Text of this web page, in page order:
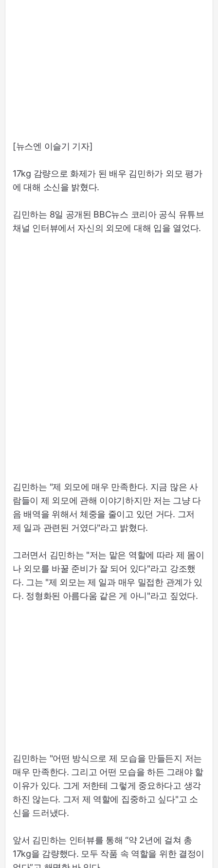
[뉴스엔 이슬기 기자]
17kg 감량으로 화제가 된 배우 김민하가 외모 평가
에 대해 소신을 밝혔다.
김민하는 8일 공개된 BBC뉴스 코리아 공식 유튜브
채널 인터뷰에서 자신의 외모에 대해 입을 열었다.
김민하는 "제 외모에 매우 만족한다. 지금 많은 사
람들이 제 외모에 관해 이야기하지만 저는 그냥 다
음 배역을 위해서 체중을 줄이고 있던 거다. 그저
제 일과 관련된 거였다"라고 밝혔다.
그러면서 김민하는 "저는 맡은 역할에 따라 제 몸이
나 외모를 바꿀 준비가 잘 되어 있다"라고 강조했
다. 그는 "제 외모는 제 일과 매우 밀접한 관계가 있
다. 정형화된 아름다움 같은 게 아니"라고 짚었다.
김민하는 "어떤 방식으로 제 모습을 만들든지 저는
매우 만족한다. 그리고 어떤 모습을 하든 그래야 할
이유가 있다. 그게 저한테 그렇게 중요하다고 생각
하진 않는다. 그저 제 역할에 집중하고 싶다"고 소
신을 드러냈다.
앞서 김민하는 인터뷰를 통해 “약 2년에 걸쳐 총
17kg을 감량했다. 모두 작품 속 역할을 위한 결정이